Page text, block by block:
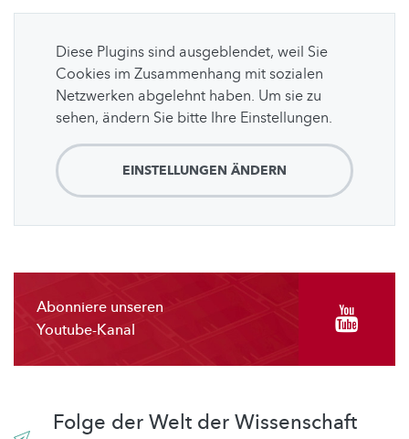
Diese Plugins sind ausgeblendet, weil Sie
Cookies im Zusammenhang mit sozialen
Netzwerken abgelehnt haben. Um sie zu
sehen, ändern Sie bitte Ihre Einstellungen.
EINSTELLUNGEN ÄNDERN
Abonniere unseren
Youtube-Kanal
Folge der Welt der Wissenschaft